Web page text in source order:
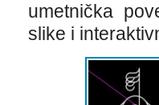
umetnička
slike i